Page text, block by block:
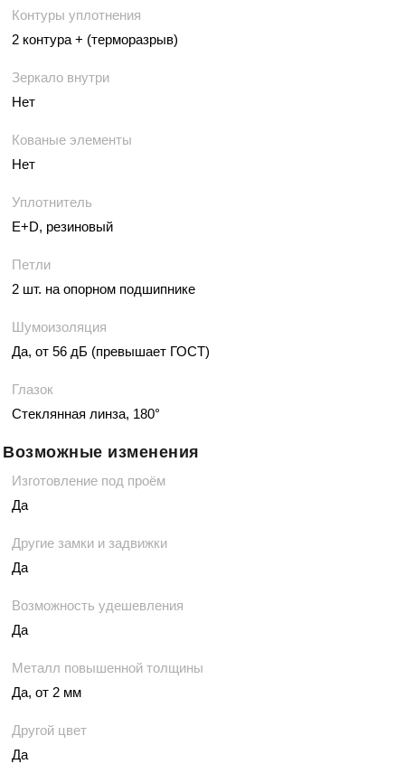
Контуры уплотнения
2 контура + (терморазрыв)
Зеркало внутри
Нет
Кованые элементы
Нет
Уплотнитель
E+D, резиновый
Петли
2 шт. на опорном подшипнике
Шумоизоляция
Да, от 56 дБ (превышает ГОСТ)
Глазок
Стеклянная линза, 180°
Возможные изменения
Изготовление под проём
Да
Другие замки и задвижки
Да
Возможность удешевления
Да
Металл повышенной толщины
Да, от 2 мм
Другой цвет
Да